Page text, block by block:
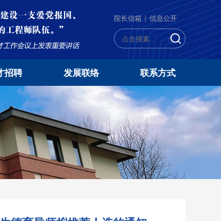
院长信箱|信息公开
招聘 发展联络 联系方式